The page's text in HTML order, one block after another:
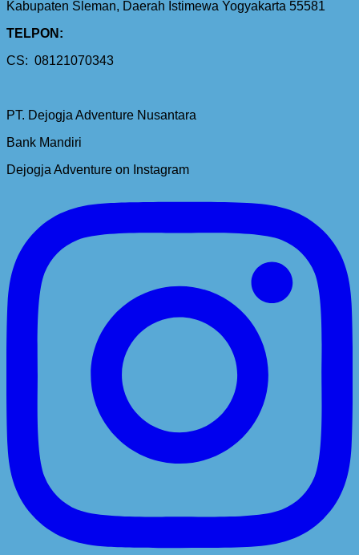
Kabupaten Sleman, Daerah Istimewa Yogyakarta 55581
TELPON:
CS: 08121070343
PT. Dejogja Adventure Nusantara
Bank Mandiri
Dejogja Adventure on Instagram